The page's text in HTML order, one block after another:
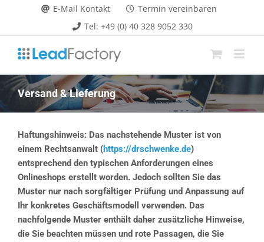
springen
E-Mail Kontakt
Termin vereinbaren
Tel: +49 (0) 40 328 9052 330
Versand & Lieferung
Haftungshinweis: Das nachstehende Muster ist von
einem Rechtsanwalt (https://drschwenke.de)
entsprechend den typischen Anforderungen eines
Onlineshops erstellt worden. Jedoch sollten Sie das
Muster nur nach sorgfältiger Prüfung und Anpassung auf
Ihr konkretes Geschäftsmodell verwenden. Das
nachfolgende Muster enthält daher zusätzliche Hinweise,
die Sie beachten müssen und rote Passagen, die Sie